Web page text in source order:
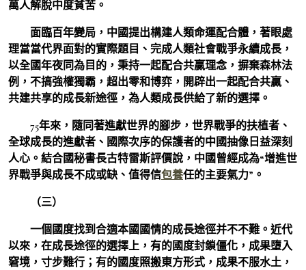
萬人解脫中度貧苦。
面臨百年變局，中國提出構建人類命運配合體，著眼處
理當當代界面對的實際題目、完成人類社會戰爭永續成長，
以全國年夜同為目的，秉持一起配合共贏理念，摒棄森林法
例，不搞強權獨霸，超出零和博弈，開辟出一起配合共贏、
共建共享的成長新途徑，為人類成長供給了新的選擇。
75年來，隨同著進獻世界的腳步，世界戰爭的扶植者、
全球成長的進獻者、國際次序的保護者的中國抽像日益深刻
人心。結合國秘書長古特雷斯評價說，中國曾經成為“增進世
界戰爭與成長不成或缺、值得信包養任的主要氣力”。
（三）
一個國度找到合適本國國情的成長途徑并不不難。近代
以來，在成長途徑的選擇上，有的國度封鎖僵化，成果墮入
窘境，寸步難行；有的國度照搬東方形式，成果不服水土，